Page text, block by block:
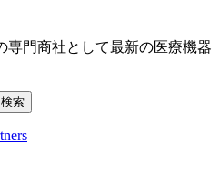
専門商社として最新の医療機器
検索